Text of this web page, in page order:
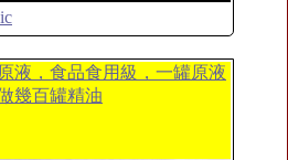
液，食品食用級，一罐原液
幾百罐精油